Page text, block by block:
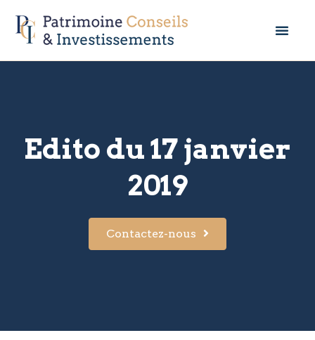
Edito du 17 janvier
2019
Contactez-nous